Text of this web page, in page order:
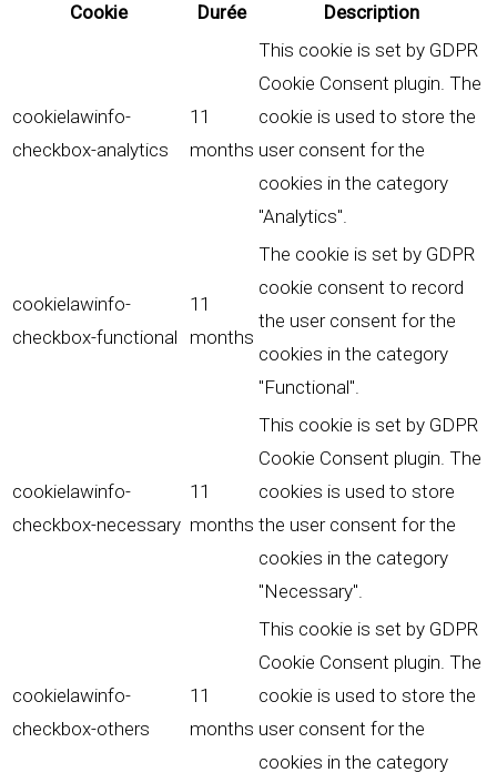
Cookie
Durée Description
cookielawinfo-
checkbox-analytics
11
months
This cookie is set by GDPR
Cookie Consent plugin. The
cookie is used to store the
user consent for the
cookies in the category
"Analytics".
cookielawinfo-
checkbox-functional
11
months
The cookie is set by GDPR
cookie consent to record
the user consent for the
cookies in the category
"Functional".
cookielawinfo-
checkbox-necessary
11
months
This cookie is set by GDPR
Cookie Consent plugin. The
cookies is used to store
the user consent for the
cookies in the category
"Necessary".
cookielawinfo-
checkbox-others
11
months
This cookie is set by GDPR
Cookie Consent plugin. The
cookie is used to store the
user consent for the
cookies in the category